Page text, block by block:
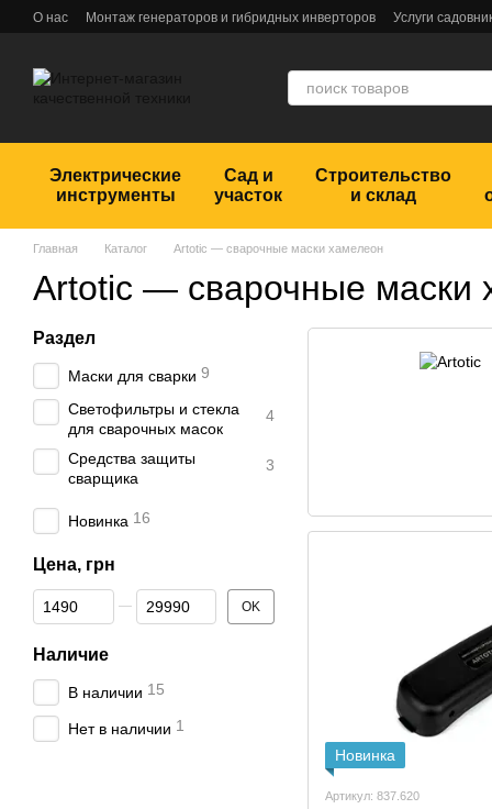
Перейти к основному контенту
О нас Монтаж генераторов и гибридных инверторов Услуги
Электрические
инструменты
Сад и
участок
Строительство
и склад
Главная Каталог Artotic — сварочные маски хамелеон
Artotic — сварочные маски
Новинка
Артикул: 837.620
Раздел
Маски для сварки 9
Светофильтры и стекла
для сварочных масок
4
Средства защиты
сварщика
3
Новинка 16
Цена, грн
От Цена, грн
До Цена, грн OK
Наличие
В наличии 15
Нет в наличии 1